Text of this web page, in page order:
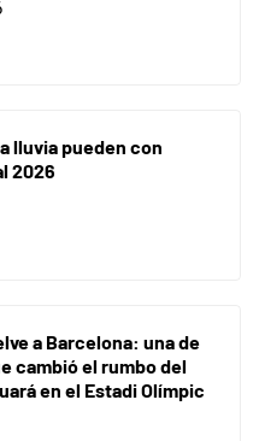
lluvia pueden con
2026
a Barcelona: una de
cambió el rumbo del
en el Estadi Olímpic